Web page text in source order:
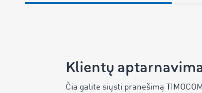
Klientų
Čia galite siųsti pranešimą